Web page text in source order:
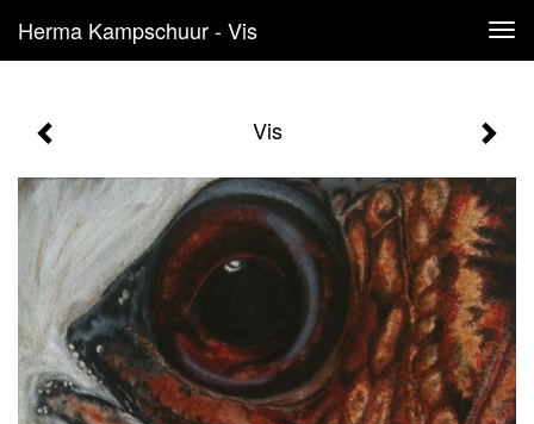
Herma Kampschuur - Vis
Vis